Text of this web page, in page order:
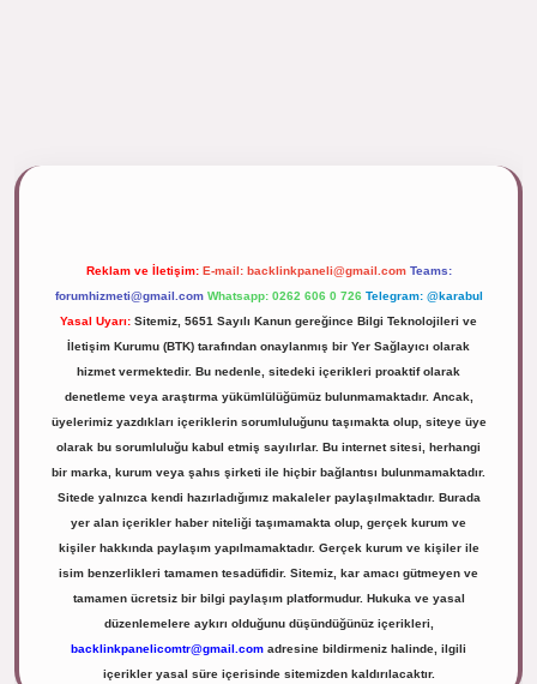
Reklam ve İletişim: E-mail: backlinkpaneli@gmail.com Teams:
forumhizmeti@gmail.com Whatsapp: 0262 606 0 726 Telegram: @karabul
Yasal Uyarı: Sitemiz, 5651 Sayılı Kanun gereğince Bilgi Teknolojileri ve
İletişim Kurumu (BTK) tarafından onaylanmış bir Yer Sağlayıcı olarak
hizmet vermektedir. Bu nedenle, sitedeki içerikleri proaktif olarak
denetleme veya araştırma yükümlülüğümüz bulunmamaktadır. Ancak,
üyelerimiz yazdıkları içeriklerin sorumluluğunu taşımakta olup, siteye üye
olarak bu sorumluluğu kabul etmiş sayılırlar. Bu internet sitesi, herhangi
bir marka, kurum veya şahıs şirketi ile hiçbir bağlantısı bulunmamaktadır.
Sitede yalnızca kendi hazırladığımız makaleler paylaşılmaktadır. Burada
yer alan içerikler haber niteliği taşımamakta olup, gerçek kurum ve
kişiler hakkında paylaşım yapılmamaktadır. Gerçek kurum ve kişiler ile
isim benzerlikleri tamamen tesadüfidir. Sitemiz, kar amacı gütmeyen ve
tamamen ücretsiz bir bilgi paylaşım platformudur. Hukuka ve yasal
düzenlemelere aykırı olduğunu düşündüğünüz içerikleri,
backlinkpanelicomtr@gmail.com adresine bildirmeniz halinde, ilgili
içerikler yasal süre içerisinde sitemizden kaldırılacaktır.